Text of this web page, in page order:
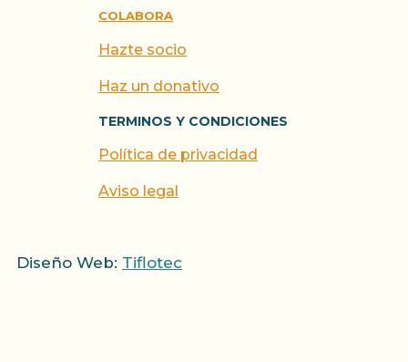
COLABORA
Hazte socio
Haz un donativo
TERMINOS Y CONDICIONES
Política de privacidad
Aviso legal
Diseño Web: Tiflotec